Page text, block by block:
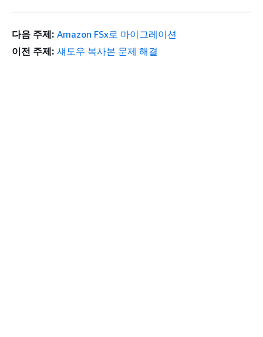
다음 주제: Amazon FSx로 마이그레이션
이전 주제: 섀도우 복사본 문제 해결